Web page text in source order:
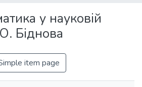
у науковій
Біднова
item page